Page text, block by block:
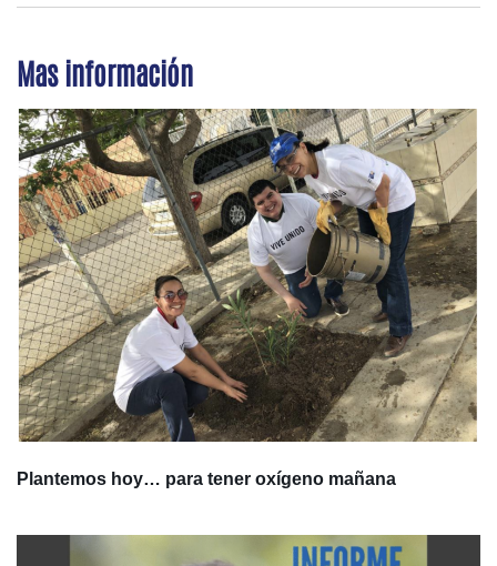
Mas información
Plantemos hoy… para tener oxígeno mañana